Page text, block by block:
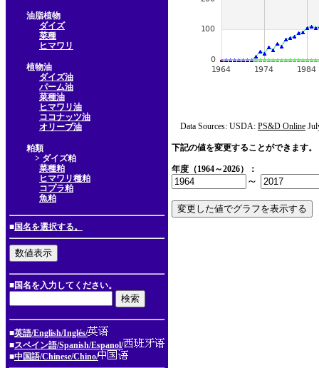
油脂植物
ダイズ
菜種
ヒマワリ
植物油
ダイズ油
パーム油
菜種油
ヒマワリ油
ココナッツ油
オリーブ油
粕類
> ダイズ粕
菜種粕
ヒマワリ種粕
コプラ粕
魚粕
■国名を選択する。
■国名を入力してください。
■英語/English/Inglés/
■スペイン語/Spanish/Espanol/
■中国語/Chinese/Chino/
Data Sources: USDA: PS&D Online
下記の値を変更することができます。
年度（1964～2026）：
～